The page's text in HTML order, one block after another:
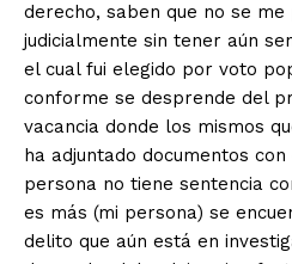
derecho, saben que no se
judicialmente sin tener aún
el cual fui elegido por voto
conforme se desprende del
vacancia donde los mismos
ha adjuntado documentos
persona no tiene sentencia
es más (mi persona) se
delito que aún está en